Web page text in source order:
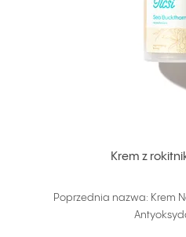
Krem z
Poprzednia nazwa: Krem